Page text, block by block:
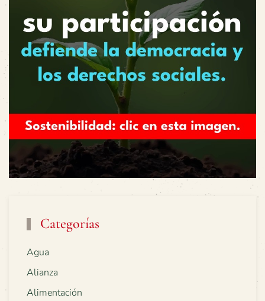
Categorías
Agua
Alianza
Alimentación